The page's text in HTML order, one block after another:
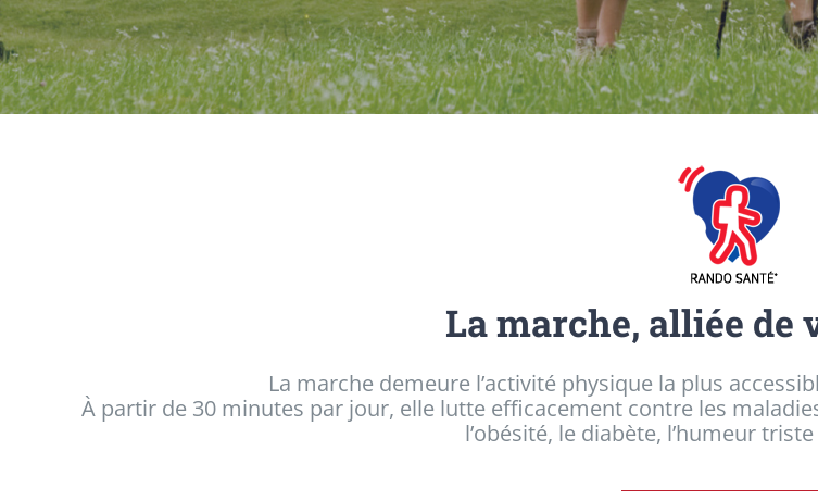
La marche, alliée de
La marche demeure l’activité physique la plus
À partir de 30 minutes par jour, elle lutte efficacement contre les
l’obésité, le diabète, l’humeur